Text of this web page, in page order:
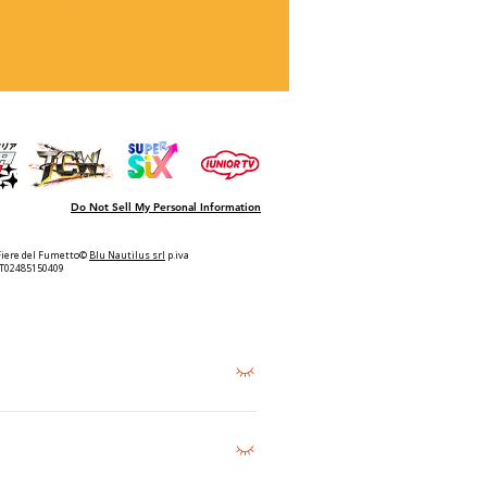
Do Not Sell My Personal Information
del Fumetto© Blu Nautilus srl p.iva